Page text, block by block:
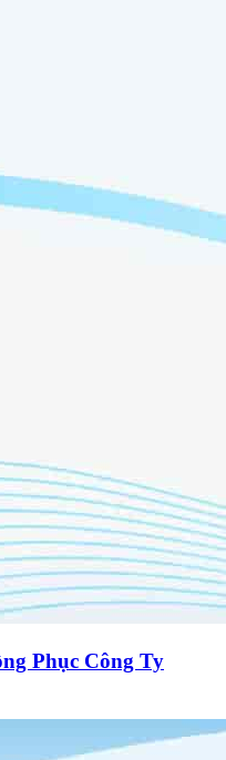
Phục Công Ty